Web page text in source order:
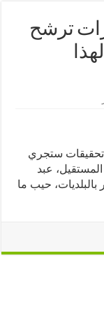
ترشح
ستجري
عبد
حيب ما